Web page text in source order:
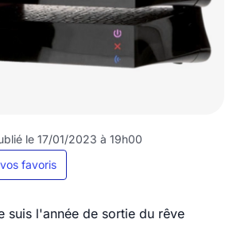
le 17/01/2023 à 19h00
favoris
suis l'année de sortie du rêve